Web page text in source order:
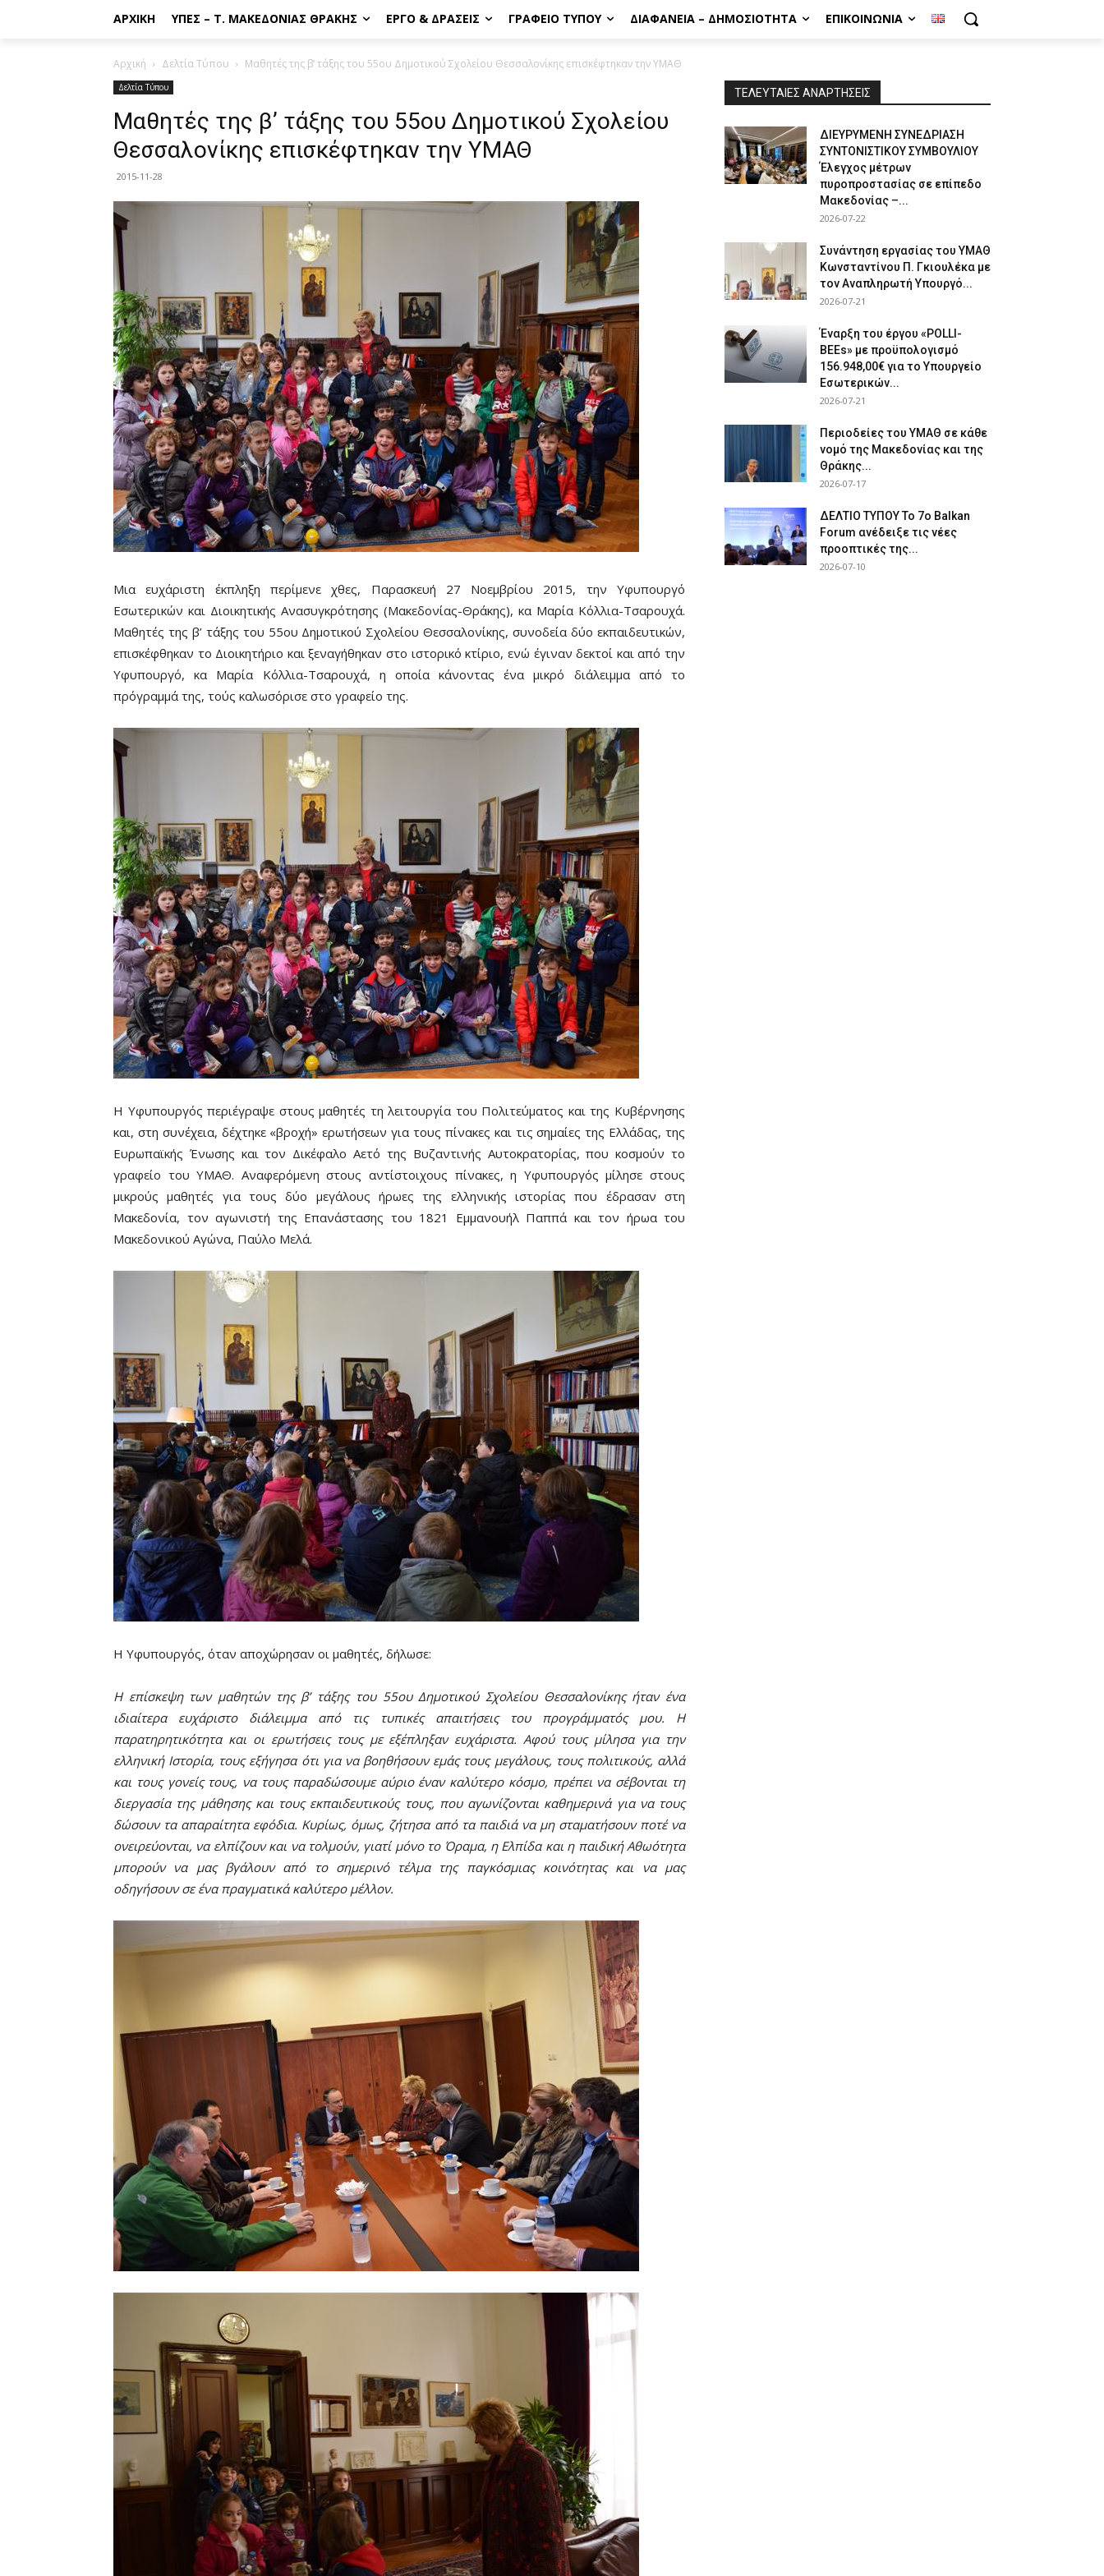
ΑΡΧΙΚΉ ΥΠΕΣ – Τ. ΜΑΚΕΔΟΝΊΑΣ ΘΡΆΚΗΣ ΈΡΓΟ & ΔΡΆΣΕΙΣ ΓΡΑΦΕΊΟ ΤΎΠΟΥ ΔΙΑΦΆΝΕΙΑ – ΔΗΜΟΣΙΌΤΗΤΑ ΕΠΙΚΟΙΝΩΝΊΑ
Αρχική Δελτία Τύπου Μαθητές της β’ τάξης του 55ου Δημοτικού Σχολείου Θεσσαλονίκης επισκέφτηκαν την ΥΜΑΘ
Δελτία Τύπου
Μαθητές της β’ τάξης του 55ου Δημοτικού Σχολείου
Θεσσαλονίκης επισκέφτηκαν την ΥΜΑΘ
2015-11-28
Μια ευχάριστη έκπληξη περίμενε χθες, Παρασκευή 27 Νοεμβρίου 2015, την Υφυπουργό
Εσωτερικών και Διοικητικής Ανασυγκρότησης (Μακεδονίας-Θράκης), κα Μαρία Κόλλια-Τσαρουχά.
Μαθητές της β’ τάξης του 55ου Δημοτικού Σχολείου Θεσσαλονίκης, συνοδεία δύο εκπαιδευτικών,
επισκέφθηκαν το Διοικητήριο και ξεναγήθηκαν στο ιστορικό κτίριο, ενώ έγιναν δεκτοί και από την
Υφυπουργό, κα Μαρία Κόλλια-Τσαρουχά, η οποία κάνοντας ένα μικρό διάλειμμα από το
πρόγραμμά της, τούς καλωσόρισε στο γραφείο της.
Η Υφυπουργός περιέγραψε στους μαθητές τη λειτουργία του Πολιτεύματος και της Κυβέρνησης
και, στη συνέχεια, δέχτηκε «βροχή» ερωτήσεων για τους πίνακες και τις σημαίες της Ελλάδας, της
Ευρωπαϊκής Ένωσης και τον Δικέφαλο Αετό της Βυζαντινής Αυτοκρατορίας, που κοσμούν το
γραφείο του ΥΜΑΘ. Αναφερόμενη στους αντίστοιχους πίνακες, η Υφυπουργός μίλησε στους
μικρούς μαθητές για τους δύο μεγάλους ήρωες της ελληνικής ιστορίας που έδρασαν στη
Μακεδονία, τον αγωνιστή της Επανάστασης του 1821 Εμμανουήλ Παππά και τον ήρωα του
Μακεδονικού Αγώνα, Παύλο Μελά.
Η Υφυπουργός, όταν αποχώρησαν οι μαθητές, δήλωσε:
Η επίσκεψη των μαθητών της β’ τάξης του 55ου Δημοτικού Σχολείου Θεσσαλονίκης ήταν ένα
ιδιαίτερα ευχάριστο διάλειμμα από τις τυπικές απαιτήσεις του προγράμματός μου. Η
παρατηρητικότητα και οι ερωτήσεις τους με εξέπληξαν ευχάριστα. Αφού τους μίλησα για την
ελληνική Ιστορία, τους εξήγησα ότι για να βοηθήσουν εμάς τους μεγάλους, τους πολιτικούς, αλλά
και τους γονείς τους, να τους παραδώσουμε αύριο έναν καλύτερο κόσμο, πρέπει να σέβονται τη
διεργασία της μάθησης και τους εκπαιδευτικούς τους, που αγωνίζονται καθημερινά για να τους
δώσουν τα απαραίτητα εφόδια. Κυρίως, όμως, ζήτησα από τα παιδιά να μη σταματήσουν ποτέ να
ονειρεύονται, να ελπίζουν και να τολμούν, γιατί μόνο το Όραμα, η Ελπίδα και η παιδική Αθωότητα
μπορούν να μας βγάλουν από το σημερινό τέλμα της παγκόσμιας κοινότητας και να μας
οδηγήσουν σε ένα πραγματικά καλύτερο μέλλον.
ΤΕΛΕΥΤΑΙΕΣ ΑΝΑΡΤΗΣΕΙΣ
ΔΙΕΥΡΥΜΕΝΗ ΣΥΝΕΔΡΙΑΣΗ
ΣΥΝΤΟΝΙΣΤΙΚΟΥ ΣΥΜΒΟΥΛΙΟΥ
Έλεγχος μέτρων
πυροπροστασίας σε επίπεδο
Μακεδονίας –...
2026-07-22
Συνάντηση εργασίας του ΥΜΑΘ
Κωνσταντίνου Π. Γκιουλέκα με
τον Αναπληρωτή Υπουργό...
2026-07-21
Έναρξη του έργου «POLLI-
BEEs» με προϋπολογισμό
156.948,00€ για το Υπουργείο
Εσωτερικών...
2026-07-21
Περιοδείες του ΥΜΑΘ σε κάθε
νομό της Μακεδονίας και της
Θράκης...
2026-07-17
ΔΕΛΤΙΟ ΤΥΠΟΥ Το 7ο Balkan
Forum ανέδειξε τις νέες
προοπτικές της...
2026-07-10